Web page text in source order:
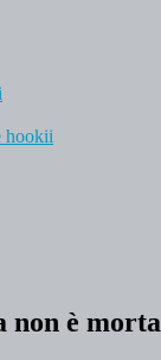
hookii
non è morta